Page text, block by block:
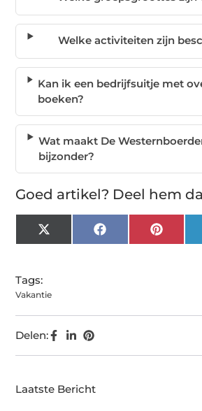
Welke activiteiten zijn
Kan ik een bedrijfsuitje met
boeken?
Wat maakt De
bijzonder?
Goed artikel? Deel hem
X
(Twitter)
Facebook
Tags:
Vakantie
Delen:
Laatste Bericht